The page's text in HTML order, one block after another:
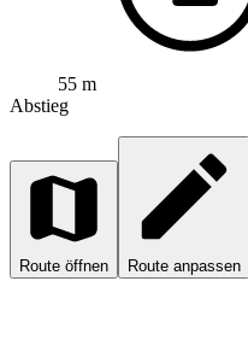
55 m
Abstieg
Route öffnen Route anpassen